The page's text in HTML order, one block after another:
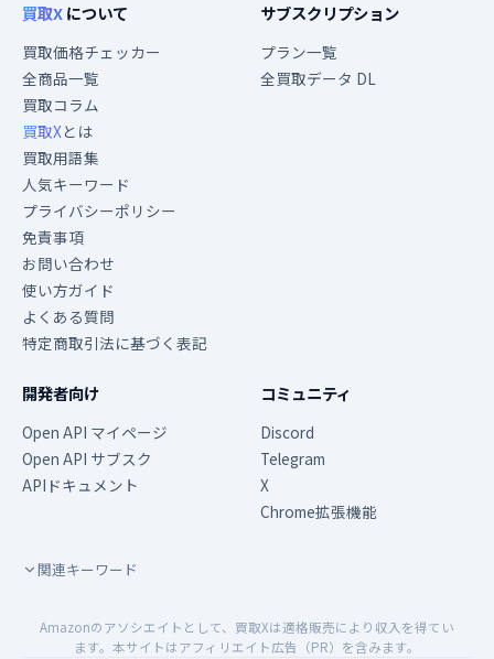
買取Xについて
買取価格チェッカー
全商品一覧
買取コラム
買取Xとは
買取用語集
人気キーワード
プライバシーポリシー
免責事項
お問い合わせ
使い方ガイド
よくある質問
特定商取引法に基づく表記
サブスクリプション
プラン一覧
全買取データ DL
開発者向け
Open API マイページ
Open API サブスク
APIドキュメント
コミュニティ
Discord
Telegram
X
Chrome拡張機能
関連キーワード
Amazonのアソシエイトとして、買取Xは適格販売により収入を得てい
ます。本サイトはアフィリエイト広告（PR）を含みます。